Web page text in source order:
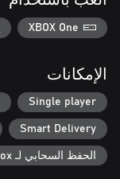
XBOX One
الإمكانات
Single player
Smart Delivery
الحفظ السحابي لـ Xbox